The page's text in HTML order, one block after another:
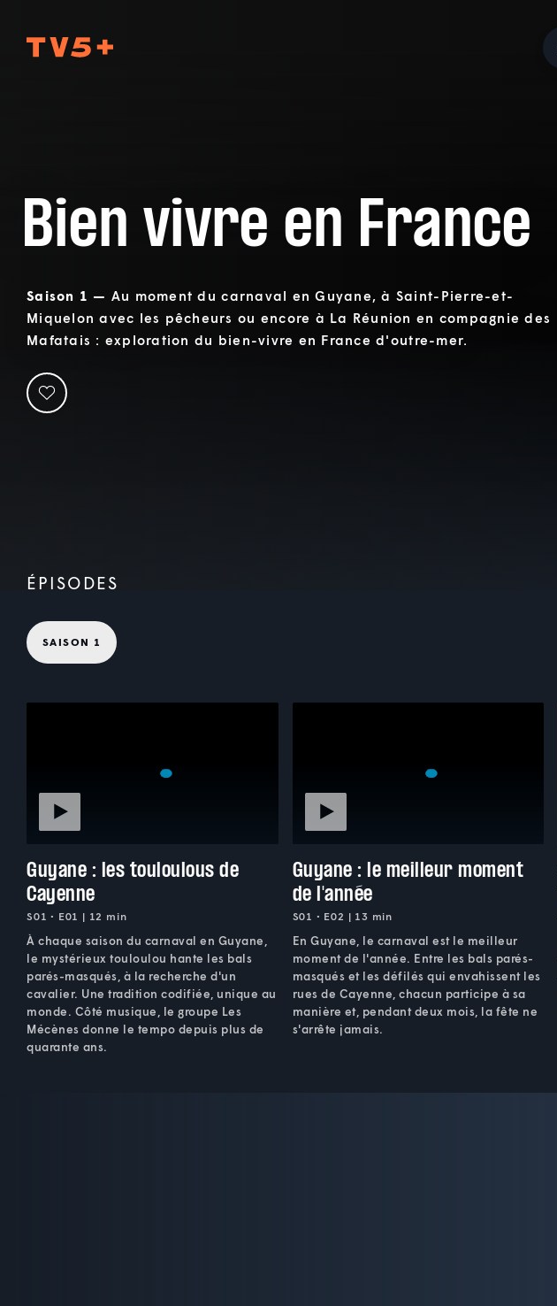
Bien vivre en France
Saison 1 — Au moment du carnaval en Guyane, à Saint-Pierre-et-
Miquelon avec les pêcheurs ou encore à La Réunion en compagnie des
Mafatais : exploration du bien-vivre en France d'outre-mer.
ÉPISODES
SAISON 1
Guyane : les touloulous de
Cayenne
S01 • E01 | 12 min
À chaque saison du carnaval en Guyane,
le mystérieux touloulou hante les bals
parés-masqués, à la recherche d'un
cavalier. Une tradition codifiée, unique au
monde. Côté musique, le groupe Les
Mécènes donne le tempo depuis plus de
quarante ans.
Guyane : le meilleur moment
de l'année
S01 • E02 | 13 min
En Guyane, le carnaval est le meilleur
moment de l'année. Entre les bals parés-
masqués et les défilés qui envahissent les
rues de Cayenne, chacun participe à sa
manière et, pendant deux mois, la fête ne
s'arrête jamais.